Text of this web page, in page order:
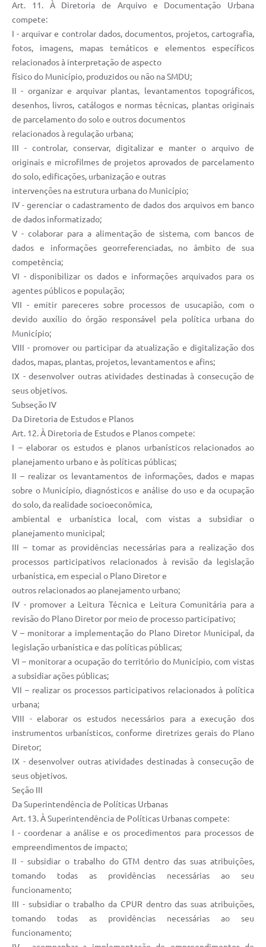
Art. 11. À Diretoria de Arquivo e Documentação Urbana
compete:
I - arquivar e controlar dados, documentos, projetos, cartografia,
fotos, imagens, mapas temáticos e elementos específicos
relacionados à interpretação de aspecto
físico do Município, produzidos ou não na SMDU;
II - organizar e arquivar plantas, levantamentos topográficos,
desenhos, livros, catálogos e normas técnicas, plantas originais
de parcelamento do solo e outros documentos
relacionados à regulação urbana;
III - controlar, conservar, digitalizar e manter o arquivo de
originais e microfilmes de projetos aprovados de parcelamento
do solo, edificações, urbanização e outras
intervenções na estrutura urbana do Município;
IV - gerenciar o cadastramento de dados dos arquivos em banco
de dados informatizado;
V - colaborar para a alimentação de sistema, com bancos de
dados e informações georreferenciadas, no âmbito de sua
competência;
VI - disponibilizar os dados e informações arquivados para os
agentes públicos e população;
VII - emitir pareceres sobre processos de usucapião, com o
devido auxílio do órgão responsável pela política urbana do
Município;
VIII - promover ou participar da atualização e digitalização dos
dados, mapas, plantas, projetos, levantamentos e afins;
IX - desenvolver outras atividades destinadas à consecução de
seus objetivos.
Subseção IV
Da Diretoria de Estudos e Planos
Art. 12. À Diretoria de Estudos e Planos compete:
I – elaborar os estudos e planos urbanísticos relacionados ao
planejamento urbano e às políticas públicas;
II – realizar os levantamentos de informações, dados e mapas
sobre o Município, diagnósticos e análise do uso e da ocupação
do solo, da realidade socioeconômica,
ambiental e urbanística local, com vistas a subsidiar o
planejamento municipal;
III – tomar as providências necessárias para a realização dos
processos participativos relacionados à revisão da legislação
urbanística, em especial o Plano Diretor e
outros relacionados ao planejamento urbano;
IV - promover a Leitura Técnica e Leitura Comunitária para a
revisão do Plano Diretor por meio de processo participativo;
V – monitorar a implementação do Plano Diretor Municipal, da
legislação urbanística e das políticas públicas;
VI – monitorar a ocupação do território do Município, com vistas
a subsidiar ações públicas;
VII – realizar os processos participativos relacionados à política
urbana;
VIII - elaborar os estudos necessários para a execução dos
instrumentos urbanísticos, conforme diretrizes gerais do Plano
Diretor;
IX - desenvolver outras atividades destinadas à consecução de
seus objetivos.
Seção III
Da Superintendência de Políticas Urbanas
Art. 13. À Superintendência de Políticas Urbanas compete:
I - coordenar a análise e os procedimentos para processos de
empreendimentos de impacto;
II - subsidiar o trabalho do GTM dentro das suas atribuições,
tomando todas as providências necessárias ao seu
funcionamento;
III - subsidiar o trabalho da CPUR dentro das suas atribuições,
tomando todas as providências necessárias ao seu
funcionamento;